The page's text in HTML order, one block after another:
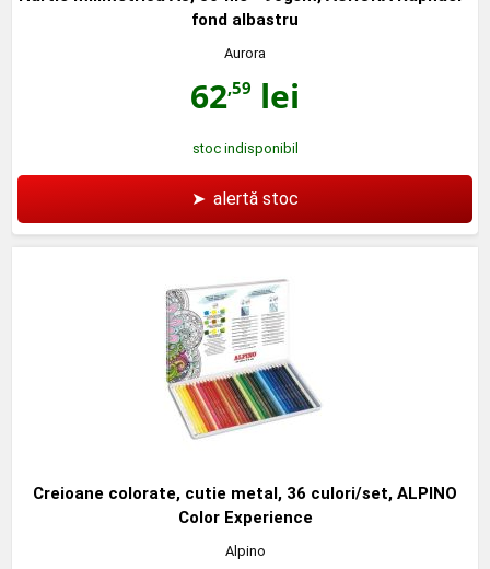
fond albastru
Aurora
62,59 lei
stoc indisponibil
➤ alertă stoc
Creioane colorate, cutie metal, 36 culori/set, ALPINO
Color Experience
Alpino